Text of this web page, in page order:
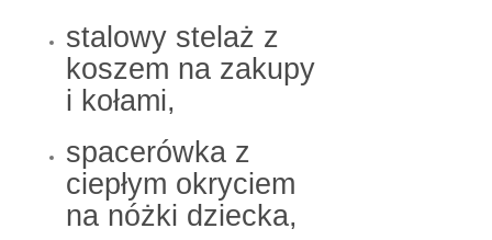
stalowy stelaż z
koszem na zakupy
i kołami,
spacerówka z
ciepłym okryciem
na nóżki dziecka,